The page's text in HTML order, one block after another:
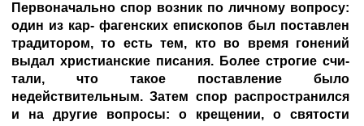
Первоначально спор возник по личному вопросу:
один из кар- фагенских епископов был поставлен
традитором, то есть тем, кто во время гонений
выдал христианские писания. Более строгие счи-
тали, что такое поставление было
недействительным. Затем спор распространился
и на другие вопросы: о крещении, о святости